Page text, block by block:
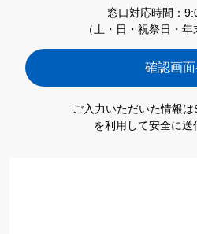
窓口対応時間：
（土・日・祝祭日・年
ご入力いただいた情報は
を利用して安全に送